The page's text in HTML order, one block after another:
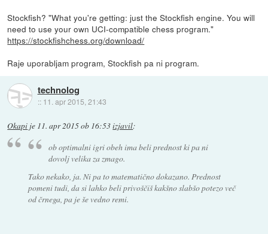
Stockfish? "What you're getting: just the Stockfish engine. You will
need to use your own UCI-compatible chess program."
https://stockfishchess.org/download/
Raje uporabljam program, Stockfish pa ni program.
technolog
:: 11. apr 2015, 21:43
Okapi je 11. apr 2015 ob 16:53izjavil:
ob optimalni igri obeh ima beli prednost ki pa ni
dovolj velika za zmago.
Tako nekako, ja. Ni pa to matematično dokazano. Prednost
pomeni tudi, da si lahko beli privoščiš kakšno slabšo potezo več
od črnega, pa je še vedno remi.